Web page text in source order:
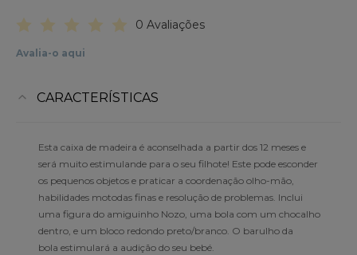
0 Avaliações
Avalia-o aqui
CARACTERÍSTICAS
Esta caixa de madeira é aconselhada a partir dos 12 meses e
será muito estimulande para o seu filhote! Este pode esconder
os pequenos objetos e praticar a coordenação olho-mão,
habilidades motodas finas e resolução de problemas. Inclui
uma figura do amiguinho Nozo, uma bola com um chocalho
dentro, e um bloco redondo preto/branco. O barulho da
bola estimulará a audição do seu bebé.